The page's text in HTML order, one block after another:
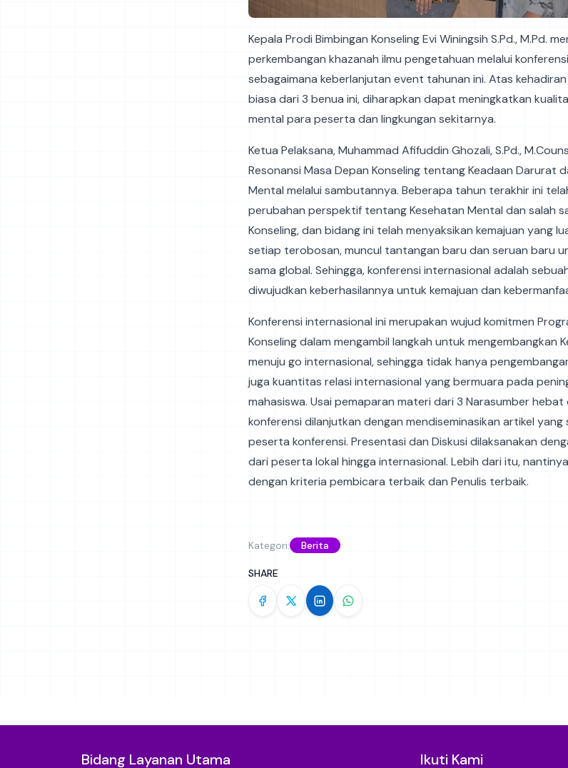
Kepala Prodi Bimbingan Konseling Evi Winingsih S.Pd., M.Pd.
perkembangan khazanah ilmu pengetahuan melalui
sebagaimana keberlanjutan event tahunan ini. Atas
biasa dari 3 benua ini, diharapkan dapat meningkatkan
mental para peserta dan lingkungan sekitarnya.
Ketua Pelaksana, Muhammad Afifuddin Ghozali, S.Pd.,
Resonansi Masa Depan Konseling tentang Keadaan Darurat
Mental melalui sambutannya. Beberapa tahun terakhir ini
perubahan perspektif tentang Kesehatan Mental dan salah
Konseling, dan bidang ini telah menyaksikan kemajuan yang
setiap terobosan, muncul tantangan baru dan seruan baru
sama global. Sehingga, konferensi internasional adalah
diwujudkan keberhasilannya untuk kemajuan dan
Konferensi internasional ini merupakan wujud komitmen
Konseling dalam mengambil langkah untuk mengembangkan
menuju go internasional, sehingga tidak hanya
juga kuantitas relasi internasional yang bermuara pada
mahasiswa. Usai pemaparan materi dari 3 Narasumber hebat
konferensi dilanjutkan dengan mendiseminasikan artikel
peserta konferensi. Presentasi dan Diskusi dilaksanakan
dari peserta lokal hingga internasional. Lebih dari itu,
dengan kriteria pembicara terbaik dan Penulis terbaik.
Kategori: Berita
SHARE
Bidang Layanan Utama Ikuti Kami